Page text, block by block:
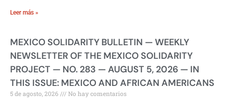
Leer más »
MEXICO SOLIDARITY BULLETIN — WEEKLY
NEWSLETTER OF THE MEXICO SOLIDARITY
PROJECT — NO. 283 — AUGUST 5, 2026 — IN
THIS ISSUE: MEXICO AND AFRICAN AMERICANS
5 de agosto, 2026 No hay comentarios